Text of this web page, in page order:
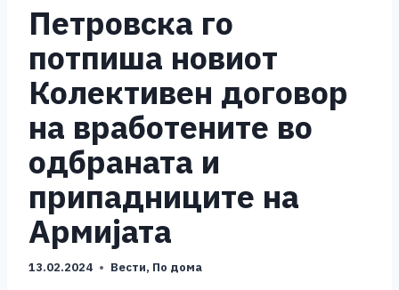
Петровска го
потпиша новиот
Колективен договор
на вработените во
одбраната и
припадниците на
Армијата
13.02.2024 Вести, По дома